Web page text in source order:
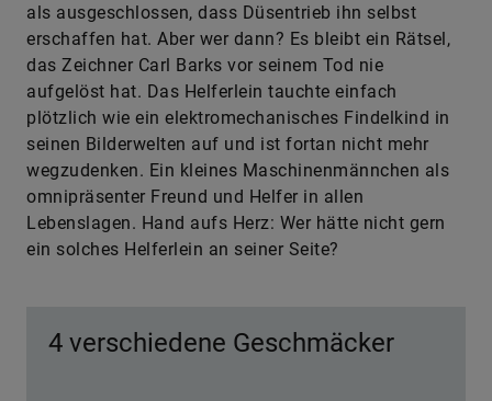
als ausgeschlossen, dass Düsentrieb ihn selbst
erschaffen hat. Aber wer dann? Es bleibt ein Rätsel,
das Zeichner Carl Barks vor seinem Tod nie
aufgelöst hat. Das Helferlein tauchte einfach
plötzlich wie ein elektromechanisches Findelkind in
seinen Bilderwelten auf und ist fortan nicht mehr
wegzudenken. Ein kleines Maschinenmännchen als
omnipräsenter Freund und Helfer in allen
Lebenslagen. Hand aufs Herz: Wer hätte nicht gern
ein solches Helferlein an seiner Seite?
4 verschiedene Geschmäcker